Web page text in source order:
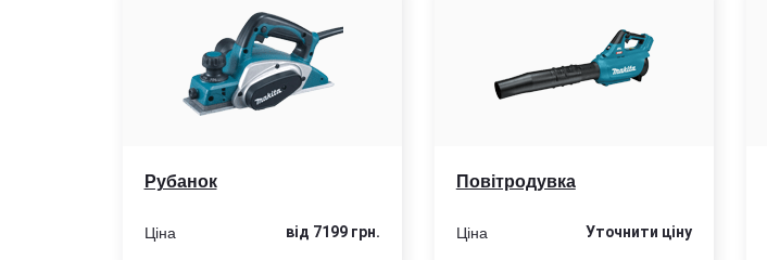
Рубанок
Ціна від 7199 грн.
Повітродувка
Ціна Уточнити цiну